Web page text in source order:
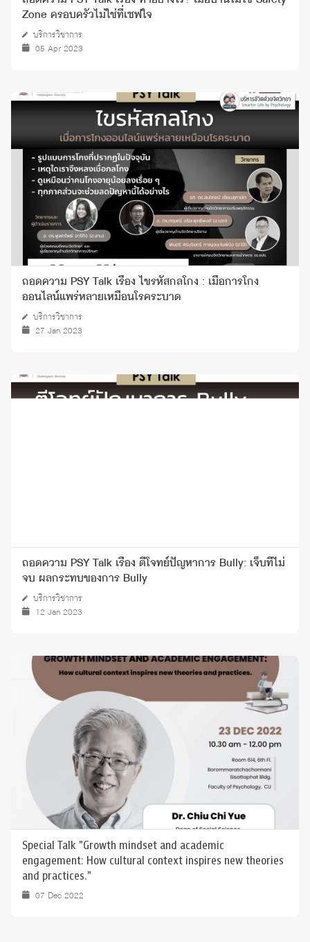
Zone ครอบครัวไม่ใช่ที่เซฟใจ
บริการวิชาการ
05 Apr 2023
ถอดความ PSY Talk เรื่อง ไขรหัสกลโกง : เมื่อการโกง
ออนไลน์แพร่หลายเหมือนโรคระบาด
บริการวิชาการ
27 Jan 2023
ถอดความ PSY Talk เรื่อง ตีโจทย์ปัญหาการ Bully: เจ็บที่ไม่
จบ ผลกระทบของการ Bully
บริการวิชาการ
12 Jan 2023
Special Talk "Growth mindset and academic
engagement: How cultural context inspires new theories
and practices."
07 Dec 2022